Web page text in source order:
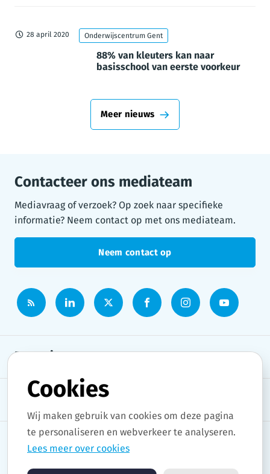
28 april 2020 Onderwijscentrum Gent
88% van kleuters kan naar
basisschool van eerste voorkeur
Meer nieuws
Contacteer ons mediateam
Mediavraag of verzoek? Op zoek naar specifieke
informatie? Neem contact op met ons mediateam.
Neem contact op
Persruimte
Onderwerpen
Copyright © 2026 Stad Gent. All rights reserved.
Cookies
Wij maken gebruik van cookies om deze pagina
te personaliseren en webverkeer te analyseren.
Lees meer over cookies